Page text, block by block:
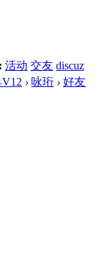
活动 交友 discuz
› 咏珩 › 好友